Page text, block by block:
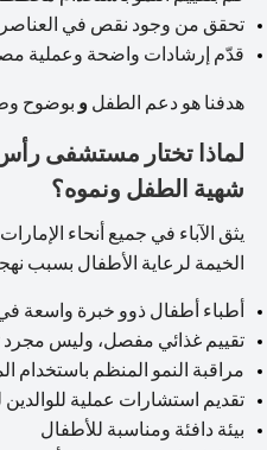
تحقق من وجود نقص في العناصر
قدّم إرشادات واضحة وعملية
هدفنا هو دعم الطفل و بوضوح
لماذا تختار مستشفى
شهية الطفل ونموه؟
يثق الآباء في جميع أنحاء
الخيمة لرعاية الأطفال بسبب
أطباء أطفال ذوو خبرة واسعة في
تقييم غذائي مفصل، وليس مجرد
مراقبة النمو المنظم باستخدام
تقديم استشارات عملية للوالدين
بيئة دافئة ومناسبة للأطفال